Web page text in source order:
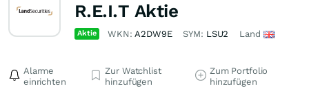
R.E.I.T Aktie
Aktie WKN:A2DW9E SYM: LSU2 Land
Alarme
einrichten
Zur Watchlist
hinzufügen
Zum Portfolio
hinzufügen